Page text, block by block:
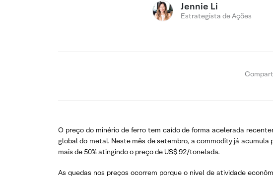
Jennie Li
Estrategista de Ações
O preço do minério de ferro tem caído de forma acelerada
global do metal. Neste mês de setembro, a commodity já acumula
mais de 50% atingindo o preço de US$ 92/tonelada.
As quedas nos preços ocorrem porque o nível de atividade